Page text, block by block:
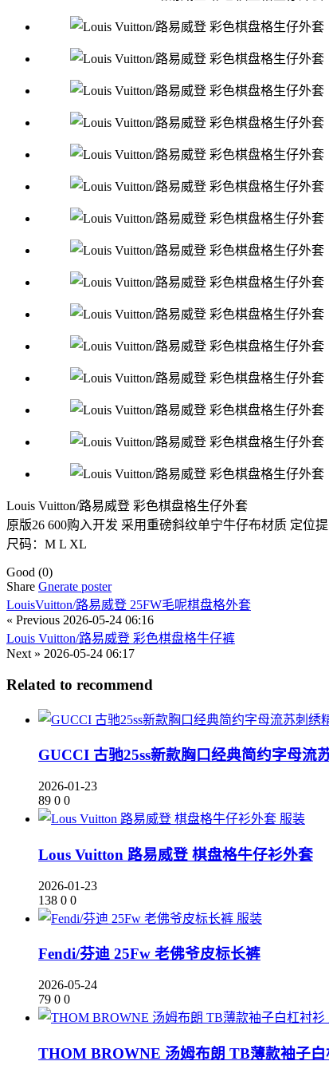
Louis Vuitton/路易威登 彩色棋盘格生仔外套
原版26 600购入开发 采用重磅斜纹单宁牛仔布材质 定位
尺码：M L XL
Good (0)
Share Gnerate poster
LouisVuitton/路易威登 25FW毛呢棋盘格外套
« Previous 2026-05-24 06:16
Louis Vuitton/路易威登 彩色棋盘格牛仔裤
Next » 2026-05-24 06:17
Related to recommend
GUCCI 古驰25ss新款胸口经典简约字母流
2026-01-23
89 0 0
服装
Lous Vuitton 路易威登 棋盘格牛仔衫外套
2026-01-23
138 0 0
服装
Fendi/芬迪 25Fw 老佛爷皮标长裤
2026-05-24
79 0 0
THOM BROWNE 汤姆布朗 TB薄款袖子白